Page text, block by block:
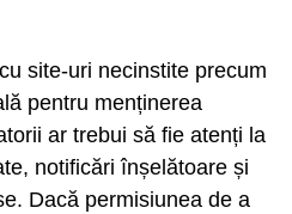
site-uri necinstite precum
pentru menținerea
ar trebui să fie atenți la
notificări înșelătoare și
Dacă permisiunea de a